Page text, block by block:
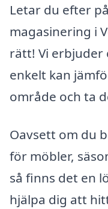
Letar du efter
magasinering i
rätt! Vi
enkelt kan
område och ta
Oavsett om du
för möbler,
så finns det en
hjälpa dig att